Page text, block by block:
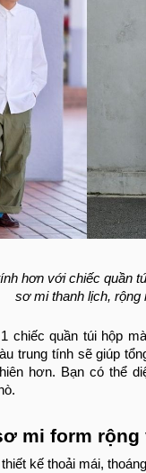
hơn với chiếc quần
sơ mi thanh lịch, rộng
chiếc quần túi hộp
trung tính sẽ giúp
hơn. Bạn có thể
mi form
kế thoải mái,